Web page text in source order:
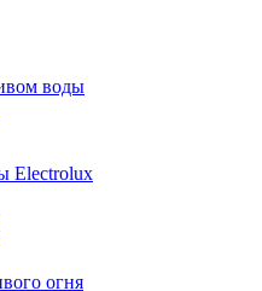
воды
Electrolux
огня